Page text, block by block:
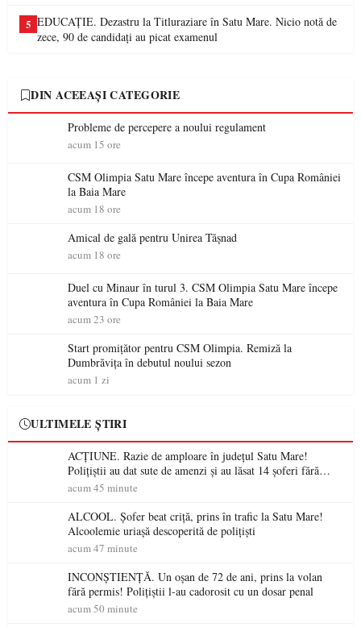
5 EDUCAȚIE. Dezastru la Titluraziare în Satu Mare. Nicio notă de
zece, 90 de candidați au picat examenul
DIN ACEEAȘI CATEGORIE
Probleme de percepere a noului regulament
acum 15 ore
CSM Olimpia Satu Mare începe aventura în Cupa României
la Baia Mare
acum 18 ore
Amical de gală pentru Unirea Tășnad
acum 18 ore
Duel cu Minaur în turul 3. CSM Olimpia Satu Mare începe
aventura în Cupa României la Baia Mare
acum 23 ore
Start promițător pentru CSM Olimpia. Remiză la
Dumbrăvița în debutul noului sezon
acum 1 zi
ULTIMELE ȘTIRI
ACȚIUNE. Razie de amploare în județul Satu Mare!
Polițiștii au dat sute de amenzi și au lăsat 14 șoferi fără
permis într-o singură zi
acum 45 minute
ALCOOL. Șofer beat criță, prins în trafic la Satu Mare!
Alcoolemie uriașă descoperită de polițiști
acum 47 minute
INCONȘTIENȚĂ. Un oșan de 72 de ani, prins la volan
fără permis! Polițiștii l-au cadorosit cu un dosar penal
acum 50 minute